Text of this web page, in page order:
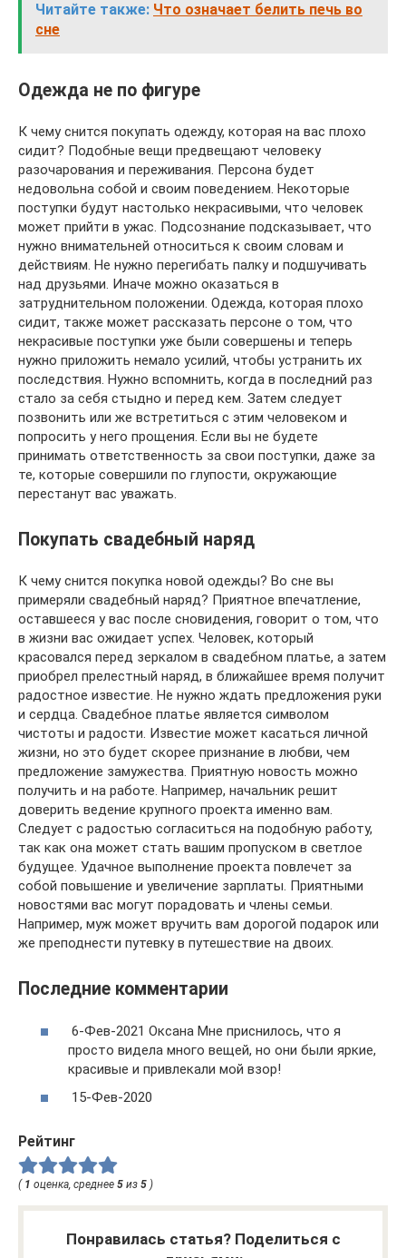
Читайте также: Что означает белить печь во
сне
Одежда не по фигуре
К чему снится покупать одежду, которая на вас плохо
сидит? Подобные вещи предвещают человеку
разочарования и переживания. Персона будет
недовольна собой и своим поведением. Некоторые
поступки будут настолько некрасивыми, что человек
может прийти в ужас. Подсознание подсказывает, что
нужно внимательней относиться к своим словам и
действиям. Не нужно перегибать палку и подшучивать
над друзьями. Иначе можно оказаться в
затруднительном положении. Одежда, которая плохо
сидит, также может рассказать персоне о том, что
некрасивые поступки уже были совершены и теперь
нужно приложить немало усилий, чтобы устранить их
последствия. Нужно вспомнить, когда в последний раз
стало за себя стыдно и перед кем. Затем следует
позвонить или же встретиться с этим человеком и
попросить у него прощения. Если вы не будете
принимать ответственность за свои поступки, даже за
те, которые совершили по глупости, окружающие
перестанут вас уважать.
Покупать свадебный наряд
К чему снится покупка новой одежды? Во сне вы
примеряли свадебный наряд? Приятное впечатление,
оставшееся у вас после сновидения, говорит о том, что
в жизни вас ожидает успех. Человек, который
красовался перед зеркалом в свадебном платье, а затем
приобрел прелестный наряд, в ближайшее время получит
радостное известие. Не нужно ждать предложения руки
и сердца. Свадебное платье является символом
чистоты и радости. Известие может касаться личной
жизни, но это будет скорее признание в любви, чем
предложение замужества. Приятную новость можно
получить и на работе. Например, начальник решит
доверить ведение крупного проекта именно вам.
Следует с радостью согласиться на подобную работу,
так как она может стать вашим пропуском в светлое
будущее. Удачное выполнение проекта повлечет за
собой повышение и увеличение зарплаты. Приятными
новостями вас могут порадовать и члены семьи.
Например, муж может вручить вам дорогой подарок или
же преподнести путевку в путешествие на двоих.
Последние комментарии
6-Фев-2021 Оксана Мне приснилось, что я
просто видела много вещей, но они были яркие,
красивые и привлекали мой взор!
15-Фев-2020
Рейтинг
( 1 оценка, среднее 5 из 5 )
Понравилась статья? Поделиться с